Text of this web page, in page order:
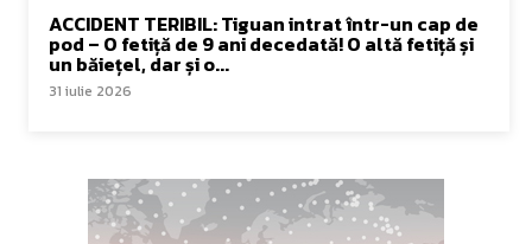
ACCIDENT TERIBIL: Tiguan intrat într-un cap de
pod – O fetiță de 9 ani decedată! O altă fetiță și
un băiețel, dar și o...
31 iulie 2026